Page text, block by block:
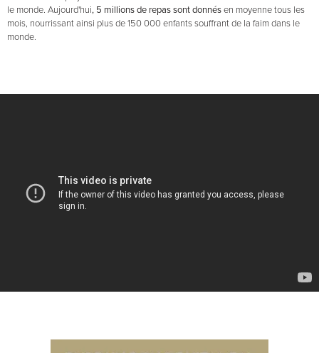
le monde. Aujourd'hui, 5 millions de repas sont donnésen moyenne tous les
mois, nourrissant ainsi plus de 150 000 enfants souffrant de la faim dans le
monde.